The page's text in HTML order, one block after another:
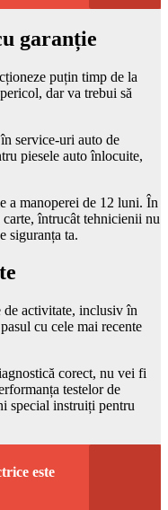
garanție
puțin timp de la
dar va trebui să
service-uri auto de
piesele auto înlocuite,
a manoperei de 12 luni. În
întrucât tehnicienii nu
siguranța ta.
de activitate, inclusiv în
cu cele mai recente
corect, nu vei fi
testelor de
special instruiți pentru
este